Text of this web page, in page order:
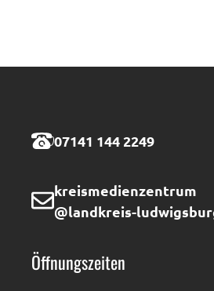
07141 144 2249
kreismedienzentrum
@landkreis-
Öffnungszeiten